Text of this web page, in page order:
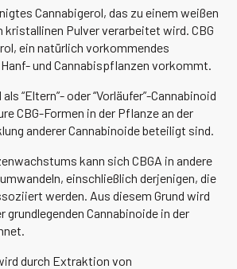
Cannabigerol, das zu einem weißen
kristallinen Pulver verarbeitet wird. CBG
ein natürlich vorkommendes
und Cannabispflanzen vorkommt.
“Eltern”- oder “Vorläufer”-Cannabinoid
CBG-Formen in der Pflanze an der
anderer Cannabinoide beteiligt sind.
kann sich CBGA in andere
einschließlich derjenigen, die
werden. Aus diesem Grund wird
grundlegenden Cannabinoide in der
durch Extraktion von